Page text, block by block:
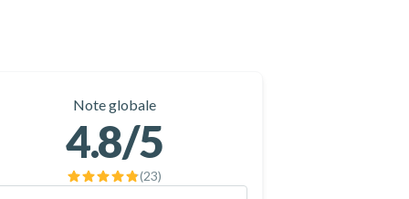
mettez en valeur votre séjour au lac de
Note globale
4.8/5
(23)